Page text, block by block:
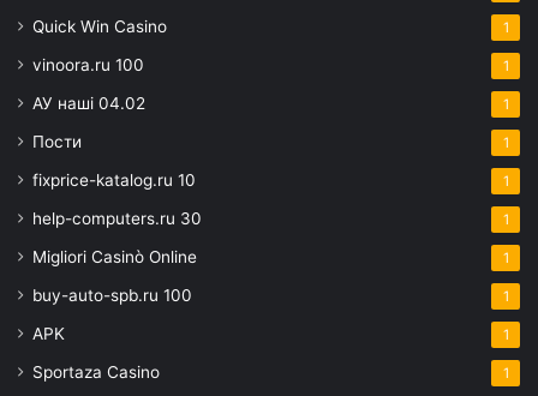
Quick Win Casino 1
vinoora.ru 100 1
АУ наші 04.02 1
Пости 1
fixprice-katalog.ru 10 1
help-computers.ru 30 1
Migliori Casinò Online 1
buy-auto-spb.ru 100 1
APK 1
Sportaza Casino 1